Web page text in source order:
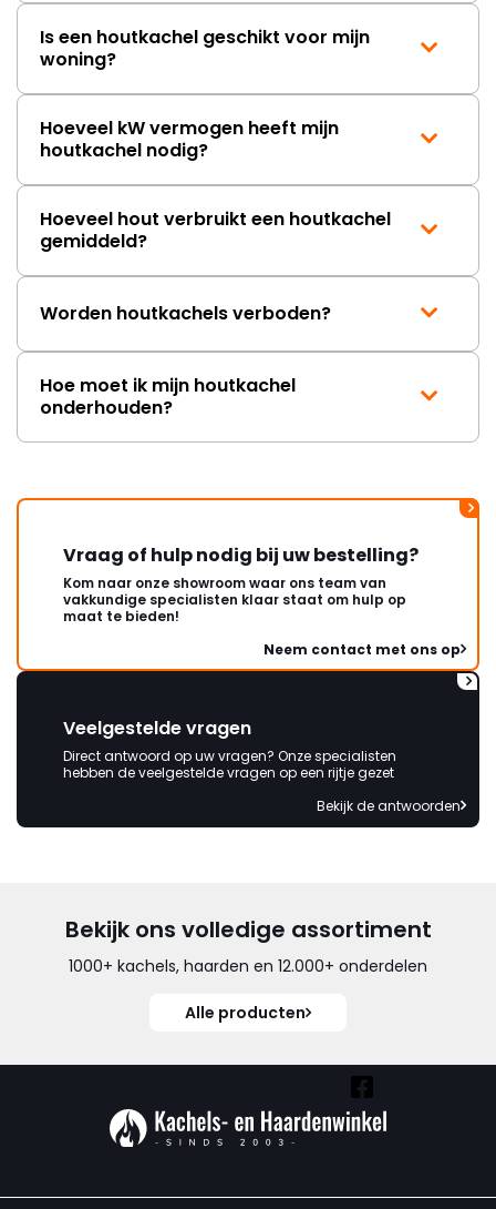
Is een houtkachel geschikt voor mijn
woning?
Hoeveel kW vermogen heeft mijn
houtkachel nodig?
Hoeveel hout verbruikt een houtkachel
gemiddeld?
Worden houtkachels verboden?
Hoe moet ik mijn houtkachel
onderhouden?
Vraag of hulp nodig bij uw bestelling?
Kom naar onze showroom waar ons team van
vakkundige specialisten klaar staat om hulp op
maat te bieden!
Neem contact met ons op
Veelgestelde vragen
Direct antwoord op uw vragen? Onze specialisten
hebben de veelgestelde vragen op een rijtje gezet
Bekijk de antwoorden
Bekijk ons volledige assortiment
1000+ kachels, haarden en 12.000+ onderdelen
Alle producten